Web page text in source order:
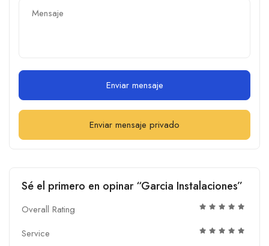
Enviar mensaje
Enviar mensaje privado
Sé el primero en opinar “Garcia Instalaciones”
Overall Rating
Service